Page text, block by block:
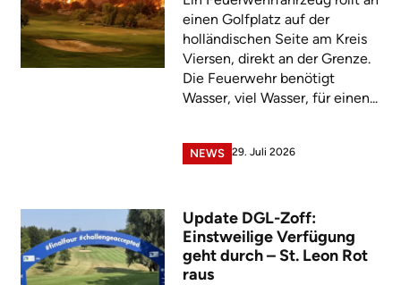
einen Golfplatz auf der
holländischen Seite am Kreis
Viersen, direkt an der Grenze.
Die Feuerwehr benötigt
Wasser, viel Wasser, für einen...
NEWS 29. Juli 2026
Update DGL-Zoff:
Einstweilige Verfügung
geht durch – St. Leon Rot
raus